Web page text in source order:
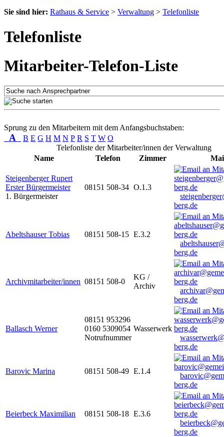
Sie sind hier: Rathaus & Service > Verwaltung > Telefonliste
Telefonliste
Mitarbeiter-Telefon-Liste
Sprung zu den Mitarbeitern mit dem Anfangsbuchstaben:
A B E G H M N P R S T W O
Telefonliste der Mitarbeiter/innen der Verwaltung
Name
Telefon Zimmer
Steigenberger Rupert
Erster Bürgermeister
1. Bürgermeister
08151 508-34 O.1.3
berg.de
Abeltshauser Tobias 08151 508-15 E.3.2
berg.de
Archivmitarbeiter/innen 08151 508-0
KG /
Archiv
berg.de
Ballasch Werner
08151 953296
0160 5309054
Notrufnummer
Wasserwerk
berg.de
Barovic Marina 08151 508-49 E.1.4
berg.de
Beierbeck Maximilian 08151 508-18 E.3.6
berg.de